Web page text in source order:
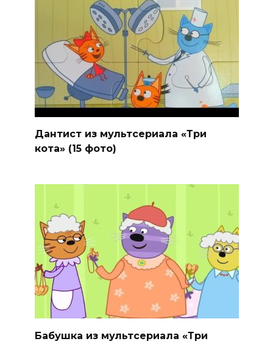
Дантист из мультсериала «Три
кота» (15 фото)
Бабушка из мультсериала «Три